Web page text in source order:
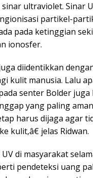
ultraviolet. Sinar
partikel-
pada ketinggian
ionosfer.
diidentikkan
kulit manusia. Lalu
senter Bolder juga
yang paling
harus dijaga agar
kulit,â€ jelas Ridwan.
di masyarakat
pendeteksi uang